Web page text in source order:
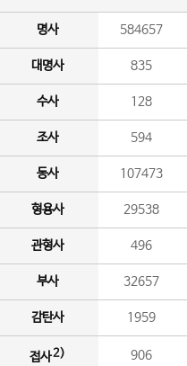
명사 584657
대명사 835
수사 128
조사 594
동사 107473
형용사 29538
관형사 496
부사 32657
감탄사 1959
접사2) 906